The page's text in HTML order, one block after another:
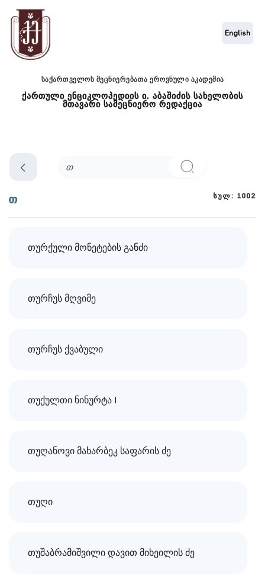
საქართველოს მეცნიერებათა ეროვნული აკადემია
ქართული ენციკლოპედიის ი. აბაშიძის სახელობის
მთავარი სამეცნიერო რედაქცია
English
თ სულ: 1002
თურქული მონეტების განძი
თურჩუს მღვიმე
თურჩუს ქვაბული
თუქულთი ნინურტა I
თუღანოვი მახარბეკ საფარის ძე
თუღი
თუშაბრამიშვილი დავით მიხეილის ძე